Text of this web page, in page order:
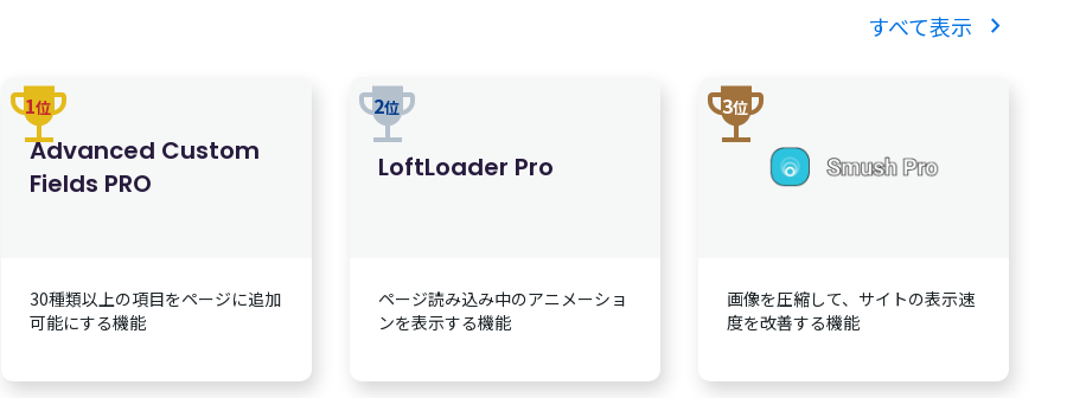
すべて表示 chevron_right
trophy
1位
Advanced Custom
Fields PRO
30種類以上の項目をページに追加
可能にする機能
trophy
2位
LoftLoader Pro
ページ読み込み中のアニメーショ
ンを表示する機能
trophy
3位
画像を圧縮して、サイトの表示速
度を改善する機能